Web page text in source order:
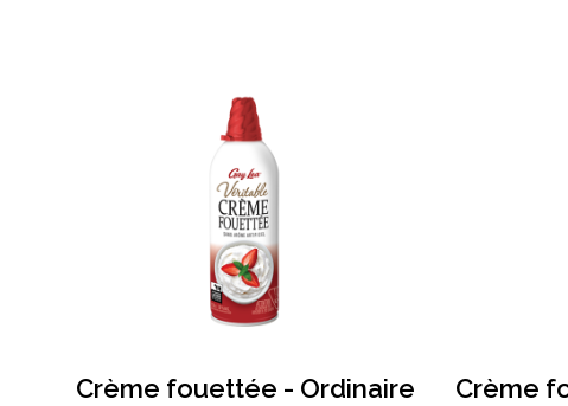
Crème fouettée - Ordinaire Crème